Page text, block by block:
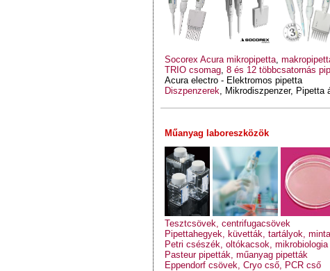
Socorex Acura mikropipetta,
TRIO csomag, 8 és 12 többcsatornás
Acura electro - Elektromos pipetta
Diszpenzerek, Mikrodiszpenzer, Pipetta
Műanyag laboreszközök
Tesztcsövek, centrifugacsövek
Pipettahegyek, küvetták, tartályok,
Petri csészék, oltókacsok, mikrobiologia
Pasteur pipetták, műanyag pipetták
Eppendorf csövek, Cryo cső, PCR cső